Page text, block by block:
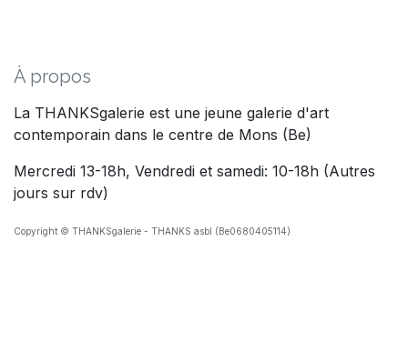
À propos
La THANKSgalerie est une jeune galerie d'art
contemporain dans le centre de Mons (Be)
Mercredi 13-18h, Vendredi et samedi: 10-18h (Autres
jours sur rdv)
Copyright © THANKSgalerie - THANKS asbl (Be0680405114)